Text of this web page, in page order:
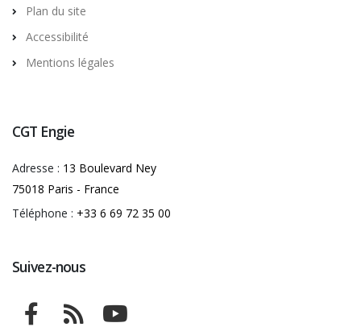
Plan du site
Accessibilité
Mentions légales
CGT Engie
Adresse : 13 Boulevard Ney
75018 Paris - France
Téléphone : +33 6 69 72 35 00
Suivez-nous